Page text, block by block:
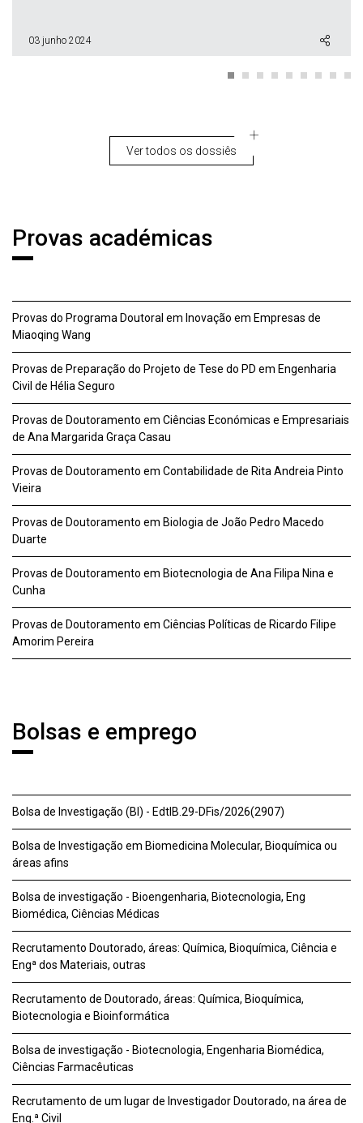
03 junho 2024
Ver todos os dossiês
Provas académicas
Provas do Programa Doutoral em Inovação em Empresas de
Miaoqing Wang
Provas de Preparação do Projeto de Tese do PD em Engenharia
Civil de Hélia Seguro
Provas de Doutoramento em Ciências Económicas e Empresariais
de Ana Margarida Graça Casau
Provas de Doutoramento em Contabilidade de Rita Andreia Pinto
Vieira
Provas de Doutoramento em Biologia de João Pedro Macedo
Duarte
Provas de Doutoramento em Biotecnologia de Ana Filipa Nina e
Cunha
Provas de Doutoramento em Ciências Políticas de Ricardo Filipe
Amorim Pereira
Bolsas e emprego
Bolsa de Investigação (BI) - EdtlB.29-DFis/2026(2907)
Bolsa de Investigação em Biomedicina Molecular, Bioquímica ou
áreas afins
Bolsa de investigação - Bioengenharia, Biotecnologia, Eng
Biomédica, Ciências Médicas
Recrutamento Doutorado, áreas: Química, Bioquímica, Ciência e
Engª dos Materiais, outras
Recrutamento de Doutorado, áreas: Química, Bioquímica,
Biotecnologia e Bioinformática
Bolsa de investigação - Biotecnologia, Engenharia Biomédica,
Ciências Farmacêuticas
Recrutamento de um lugar de Investigador Doutorado, na área de
Eng.ª Civil